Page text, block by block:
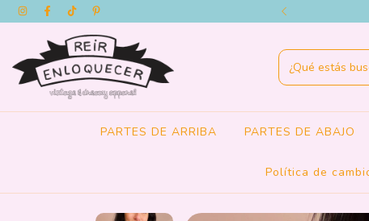
REIR! TEMPORADAS ANTERIORES
PARTES DE ARRIBA PARTES DE ABAJO
Política de